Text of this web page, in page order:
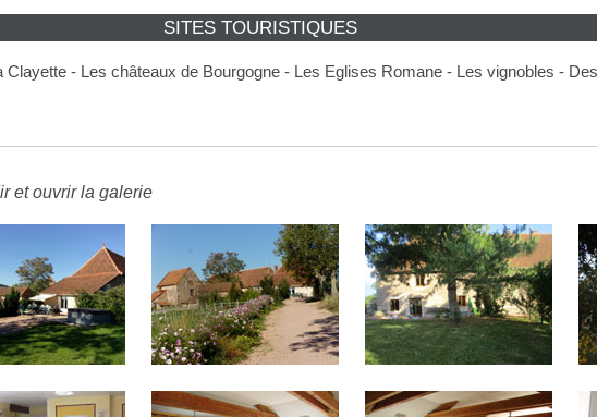
SITES TOURISTIQUES
- Les châteaux de Bourgogne - Les Eglises Romane - Les vignobles -
et ouvrir la galerie